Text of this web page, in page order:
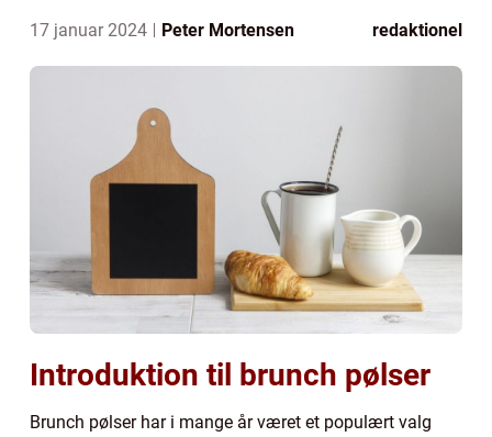
17 januar 2024 Peter Mortensen redaktionel
Introduktion til brunch pølser
Brunch pølser har i mange år været et populært valg